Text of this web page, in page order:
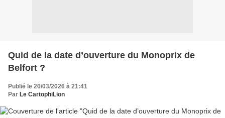
Quid de la date d’ouverture du Monoprix de
Belfort ?
Publié le 20/03/2026 à 21:41
Par Le CartophiLion